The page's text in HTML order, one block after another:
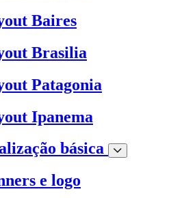
Baires
Brasilia
Patagonia
Ipanema
básica
e logo